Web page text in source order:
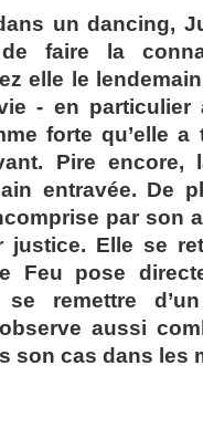
un dancing,
faire la
elle le
- en particulier
forte qu’elle a
Pire encore,
entravée. De
par son
justice. Elle se
Feu pose
remettre
aussi
son cas dans les